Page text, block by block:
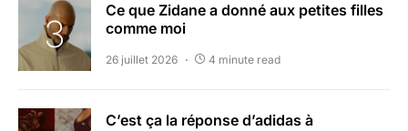
Ce que Zidane a donné aux petites filles
comme moi
26 juillet 2026 4 minute read
C’est ça la réponse d’adidas à